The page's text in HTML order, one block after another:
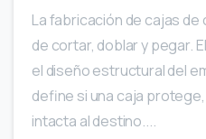
La fabricación de cajas
de cortar, doblar y pegar.
el diseño estructural del
define si una caja
intacta al destino....